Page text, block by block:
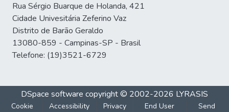
Rua Sérgio Buarque de Holanda, 421
Cidade Univesitária Zeferino Vaz
Distrito de Barão Geraldo
13080-859 - Campinas-SP - Brasil
Telefone: (19)3521-6729
DSpace software copyright © 2002-2026 LYRASIS
Cookie
Accessibility
Privacy
End User
Send